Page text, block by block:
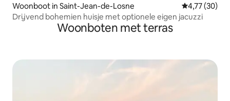
Woonboot in Saint-Jean-de-Losne Gemiddelde
4,77 (30)
Drijvend bohemien huisje met optionele eigen jacuzzi
Woonboten met terras